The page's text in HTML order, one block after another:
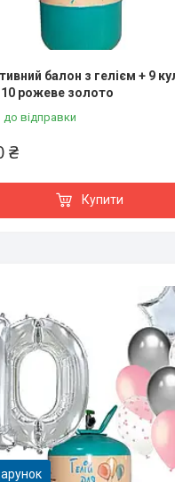
балон з гелієм + 9
рожеве золото
відправки
₴
Купити